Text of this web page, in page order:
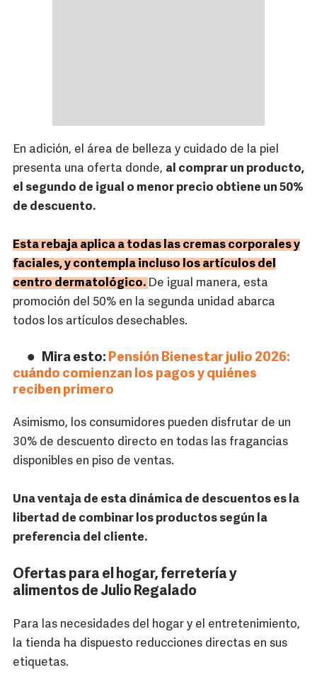
En adición, el área de belleza y cuidado de la piel
presenta una oferta donde, al comprar un producto,
el segundo de igual o menor precio obtiene un 50%
de descuento.
Esta rebaja aplica a todas las cremas corporales y
faciales, y contempla incluso los artículos del
centro dermatológico. De igual manera, esta
promoción del 50% en la segunda unidad abarca
todos los artículos desechables.
Mira esto: Pensión Bienestar julio 2026:
cuándo comienzan los pagos y quiénes
reciben primero
Asimismo, los consumidores pueden disfrutar de un
30% de descuento directo en todas las fragancias
disponibles en piso de ventas.
Una ventaja de esta dinámica de descuentos es la
libertad de combinar los productos según la
preferencia del cliente.
Ofertas para el hogar, ferretería y
alimentos de Julio Regalado
Para las necesidades del hogar y el entretenimiento,
la tienda ha dispuesto reducciones directas en sus
etiquetas.